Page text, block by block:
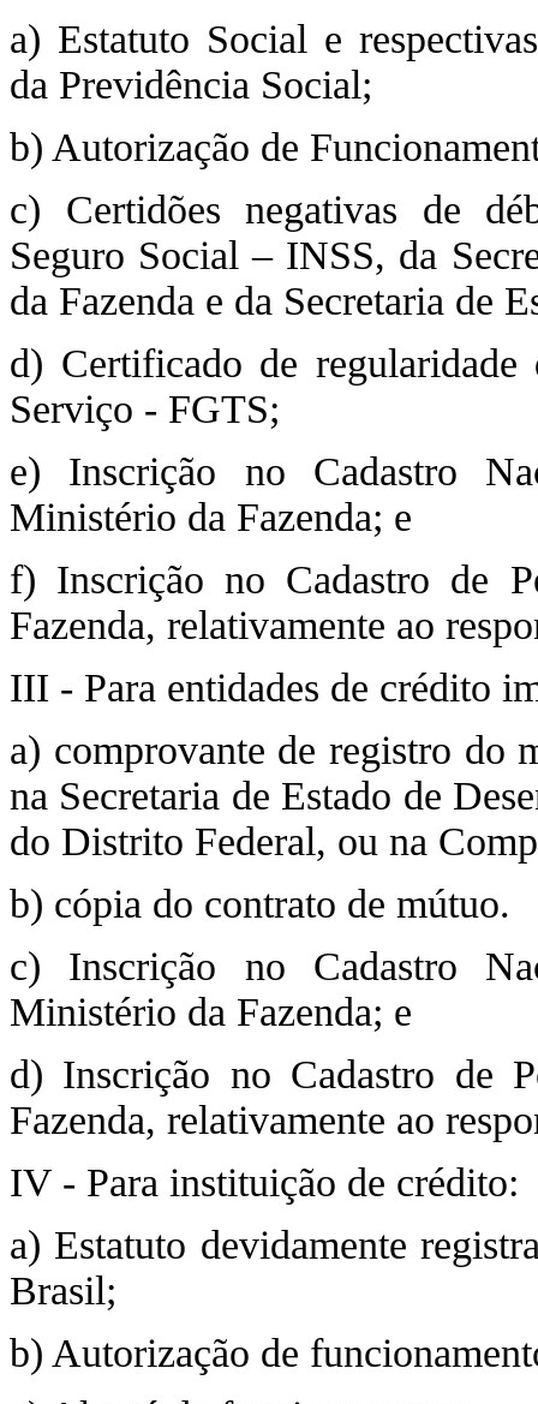
a) Estatuto Social e
da Previdência Social;
b) Autorização de
c) Certidões negativas de
Seguro Social – INSS, da
da Fazenda e da Secretaria de
d) Certificado de
Serviço - FGTS;
e) Inscrição no Cadastro
Ministério da Fazenda; e
f) Inscrição no Cadastro de
Fazenda, relativamente ao
III - Para entidades de crédito
a) comprovante de registro do
na Secretaria de Estado de
do Distrito Federal, ou na
b) cópia do contrato de mútuo.
c) Inscrição no Cadastro
Ministério da Fazenda; e
d) Inscrição no Cadastro de
Fazenda, relativamente ao
IV - Para instituição de crédito:
a) Estatuto devidamente
Brasil;
b) Autorização de